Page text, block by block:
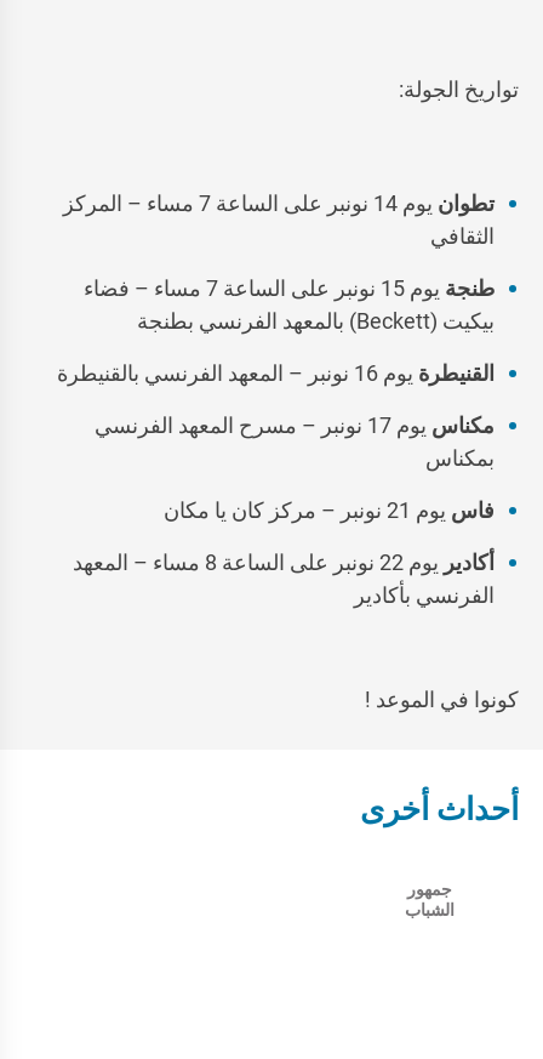
تواريخ الجولة:
تطوان
يوم 14 نونبر على الساعة 7 مساء – المركز
الثقافي
طنجة
يوم 15 نونبر على الساعة 7 مساء – فضاء
بيكيت (Beckett) بالمعهد الفرنسي بطنجة
القنيطرة يوم 16 نونبر – المعهد الفرنسي بالقنيطرة
مكناس
يوم 17 نونبر – مسرح المعهد الفرنسي
بمكناس
فاس يوم 21 نونبر – مركز كان يا مكان
أكادير
يوم 22 نونبر على الساعة 8 مساء – المعهد
الفرنسي بأكادير
كونوا في الموعد !
أحداث أخرى
جمهور
الشباب